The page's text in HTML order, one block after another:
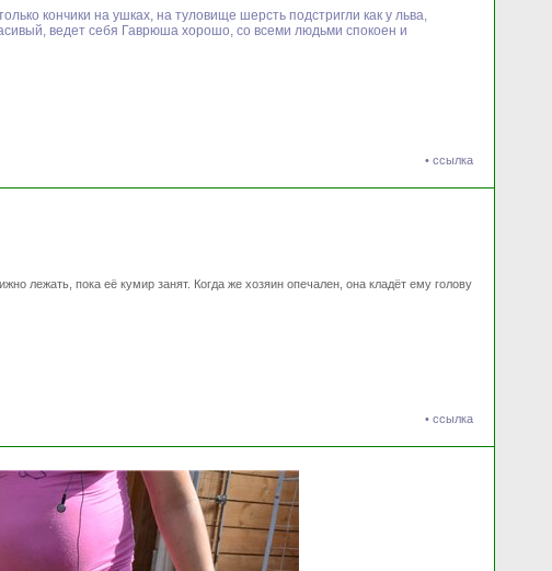
кончики на ушках, на туловище шерсть подстригли как у льва,
ведет себя Гаврюша хорошо, со всеми людьми спокоен и
• ссылка
лежать, пока её кумир занят. Когда же хозяин опечален, она кладёт ему голову
• ссылка